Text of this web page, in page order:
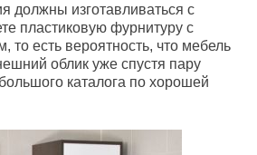
должны изготавливаться с
пластиковую фурнитуру с
есть вероятность, что мебель
облик уже спустя пару
каталога по хорошей